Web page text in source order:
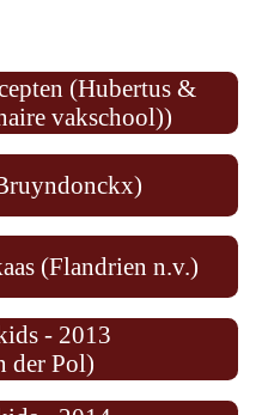
(Hubertus &
vakschool))
(Flandrien n.v.)
- 2013
der Pol)